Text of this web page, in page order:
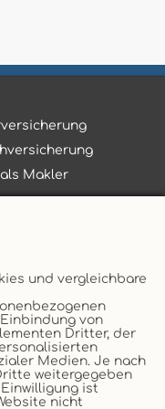
und vergleichbare
von
Dritter, der
Medien. Je nach
weitergegeben
ist
nicht
Makler